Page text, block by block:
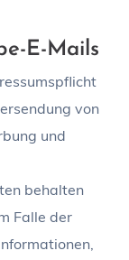
E-Mails
von
und
behalten
Falle der